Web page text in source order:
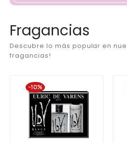
Fragancias
Descubre lo más popular en
fragancias!
-10%